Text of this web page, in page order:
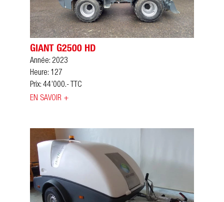
GIANT G2500 HD
Année: 2023
Heure: 127
Prix: 44’000.- TTC
EN SAVOIR +